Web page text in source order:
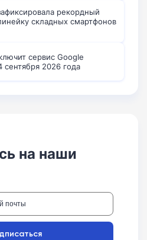
рекордный
складных смартфонов
сервис Google
сентября 2026 года
на наши